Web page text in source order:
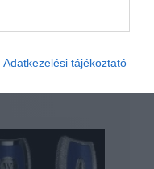
Adatkezelési tájékoztató